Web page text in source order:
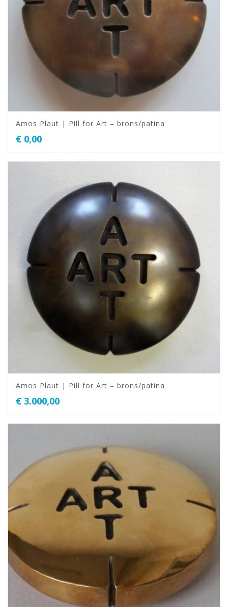
Amos Plaut | Pill for Art – brons/patina
€ 0,00
Amos Plaut | Pill for Art – brons/patina
€ 3.000,00